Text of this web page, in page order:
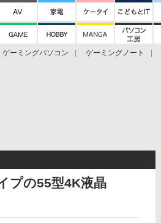
ゲーミングパソコン ゲーミングノート
プの55型4K液晶